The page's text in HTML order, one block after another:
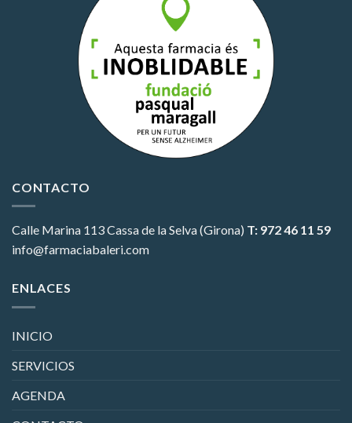
CONTACTO
Calle Marina 113Cassa de la Selva (Girona) T: 972 46 11 59
info@farmaciabaleri.com
ENLACES
INICIO
SERVICIOS
AGENDA